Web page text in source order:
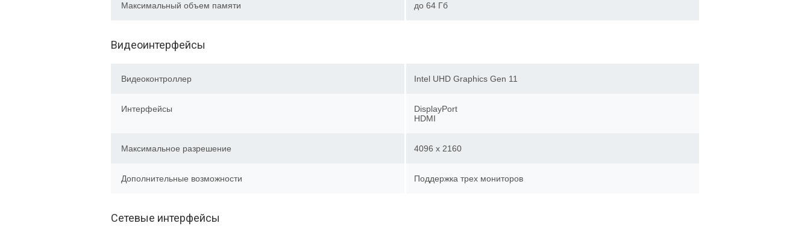
Максимальный объем памяти до 64 Гб
Видеоинтерфейсы
Видеоконтроллер Intel UHD Graphics Gen 11
Интерфейсы
DisplayPort
HDMI
Максимальное разрешение 4096 x 2160
Дополнительные возможности Поддержка трех мониторов
Сетевые интерфейсы